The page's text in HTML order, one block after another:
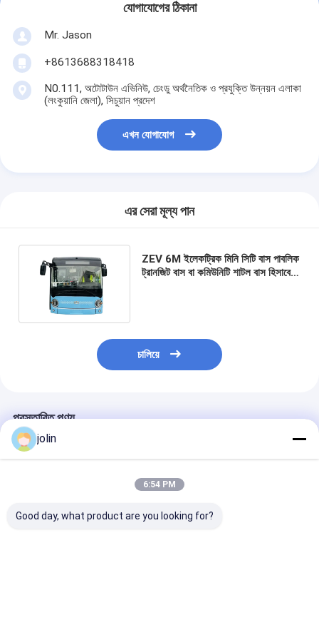
যোগাযোগের ঠিকানা
Mr. Jason
+8613688318418
N0.111, অটোটাউন এভিনিউ, চেংডু অর্থনৈতিক ও প্রযুক্তি উন্নয়ন এলাকা
(লংকুয়ানি জেলা), সিচুয়ান প্রদেশ
এখন যোগাযোগ
এর সেরা মূল্য পান
ZEV 6M ইলেকট্রিক মিনি সিটি বাস পাবলিক
ট্রানজিট বাস বা কমিউনিটি শাটল বাস হিসাবে
চালিয়ে
প্রস্তাবিত পণ্য
jolin
6:54 PM
Good day, what product are you looking for?